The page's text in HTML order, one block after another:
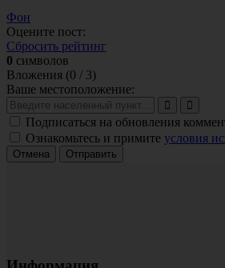
Фон
Оцените пост:
Сбросить рейтинг
0 символов
Вложения (0 / 3)
Ваше местоположение:
Подписаться на обновления
Ознакомьтесь и примите условия
Отмена Отправить